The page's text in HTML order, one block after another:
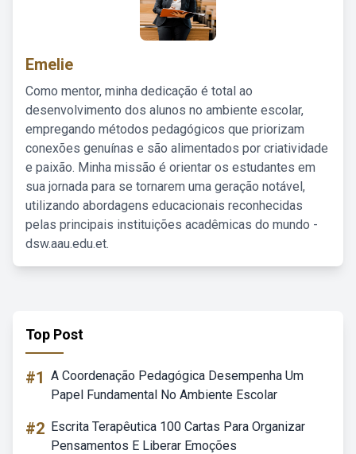
Emelie
Como mentor, minha dedicação é total ao
desenvolvimento dos alunos no ambiente escolar,
empregando métodos pedagógicos que priorizam
conexões genuínas e são alimentados por criatividade
e paixão. Minha missão é orientar os estudantes em
sua jornada para se tornarem uma geração notável,
utilizando abordagens educacionais reconhecidas
pelas principais instituições acadêmicas do mundo -
dsw.aau.edu.et.
Top Post
#1 A Coordenação Pedagógica Desempenha Um
Papel Fundamental No Ambiente Escolar
#2 Escrita Terapêutica 100 Cartas Para Organizar
Pensamentos E Liberar Emoções